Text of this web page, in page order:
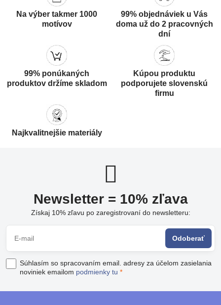
Na výber takmer 1000
motívov
99% objednáviek u Vás
doma už do 2 pracovných
dní
99% ponúkaných
produktov držíme skladom
Kúpou produktu
podporujete slovenskú
firmu
Najkvalitnejšie materiály
Newsletter = 10% zľava
Získaj 10% zľavu po zaregistrovaní do newsletteru:
Odoberať
Súhlasím so spracovaním email. adresy za účelom zasielania
noviniek emailom podmienky tu *